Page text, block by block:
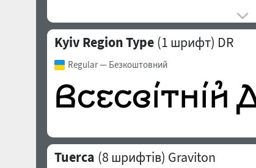
Kyiv Region Type (1 шрифт) DR
Regular— Безкоштовний
Tuerca (8 шрифтів) Graviton